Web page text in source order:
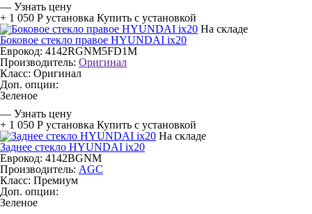
— Узнать цену
+ 1 050 Р установка Купить с установкой
На складе
Боковое стекло правое HYUNDAI ix20
Еврокод: 4142RGNM5FD1M
Производитель: Оригинал
Класс: Оригинал
Доп. опции:
Зеленое
— Узнать цену
+ 1 050 Р установка Купить с установкой
На складе
Заднее стекло HYUNDAI ix20
Еврокод: 4142BGNM
Производитель: AGC
Класс: Премиум
Доп. опции:
Зеленое